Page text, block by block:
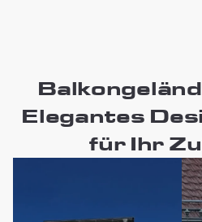
Elegantes
für Ihr